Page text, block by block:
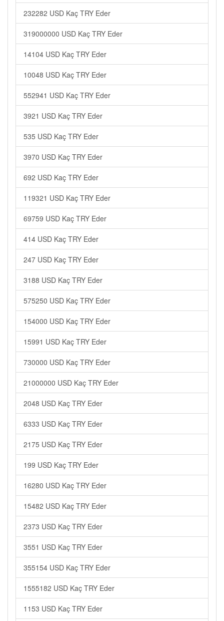
232282 USD Kaç TRY Eder
319000000 USD Kaç TRY Eder
14104 USD Kaç TRY Eder
10048 USD Kaç TRY Eder
552941 USD Kaç TRY Eder
3921 USD Kaç TRY Eder
535 USD Kaç TRY Eder
3970 USD Kaç TRY Eder
692 USD Kaç TRY Eder
119321 USD Kaç TRY Eder
69759 USD Kaç TRY Eder
414 USD Kaç TRY Eder
247 USD Kaç TRY Eder
3188 USD Kaç TRY Eder
575250 USD Kaç TRY Eder
154000 USD Kaç TRY Eder
15991 USD Kaç TRY Eder
730000 USD Kaç TRY Eder
21000000 USD Kaç TRY Eder
2048 USD Kaç TRY Eder
6333 USD Kaç TRY Eder
2175 USD Kaç TRY Eder
199 USD Kaç TRY Eder
16280 USD Kaç TRY Eder
15482 USD Kaç TRY Eder
2373 USD Kaç TRY Eder
3551 USD Kaç TRY Eder
355154 USD Kaç TRY Eder
1555182 USD Kaç TRY Eder
1153 USD Kaç TRY Eder